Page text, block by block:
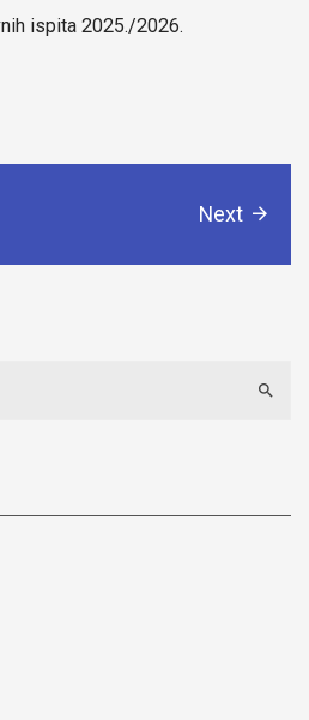
ispita 2025./2026.
Next